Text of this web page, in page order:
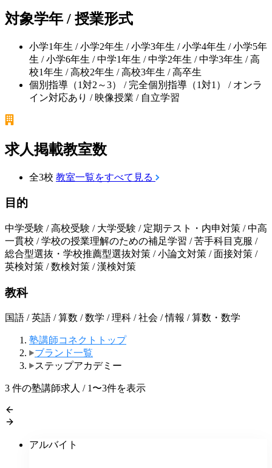
対象学年 / 授業形式
小学1年生 / 小学2年生 / 小学3年生 / 小学4年生 / 小学5年
生 / 小学6年生 / 中学1年生 / 中学2年生 / 中学3年生 / 高
校1年生 / 高校2年生 / 高校3年生 / 高卒生
個別指導（1対2～3） / 完全個別指導（1対1） / オンラ
イン対応あり / 映像授業 / 自立学習
求人掲載教室数
全3校 教室一覧をすべて見る
目的
中学受験 / 高校受験 / 大学受験 / 定期テスト・内申対策 / 中高
一貫校 / 学校の授業理解のための補足学習 / 苦手科目克服 /
総合型選抜・学校推薦型選抜対策 / 小論文対策 / 面接対策 /
英検対策 / 数検対策 / 漢検対策
教科
国語 / 英語 / 算数 / 数学 / 理科 / 社会 / 情報 / 算数・数学
塾講師コネクトトップ
ブランド一覧
ステップアカデミー
3 件の塾講師求人 / 1〜3件を表示
アルバイト